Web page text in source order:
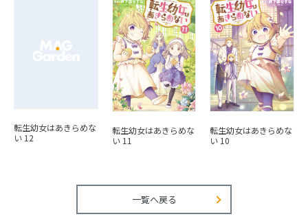
転生幼女はあきらめな
い 12
転生幼女はあきらめな
い 11
転生幼女はあきらめな
い 10
一覧へ戻る